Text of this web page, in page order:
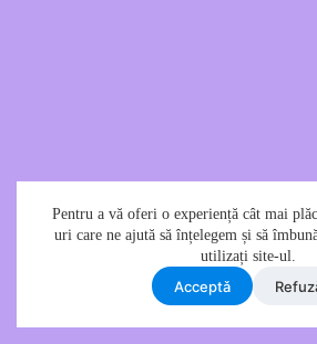
Pentru a vă oferi o experiență cât mai
uri care ne ajută să înțelegem și să
utilizați site-ul.
Acceptǎ